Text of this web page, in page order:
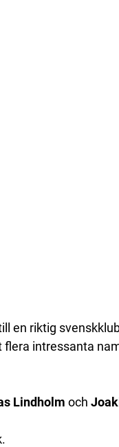
en riktig
flera intressanta
Lindholm och